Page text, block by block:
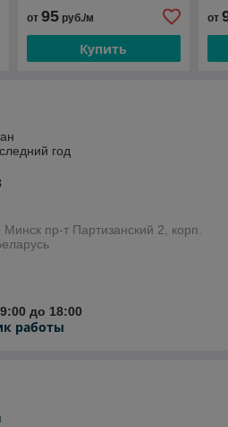
от 95руб./м
Купить
от
год
Минск пр-т Партизанский 2, корп.
до 18:00
работы